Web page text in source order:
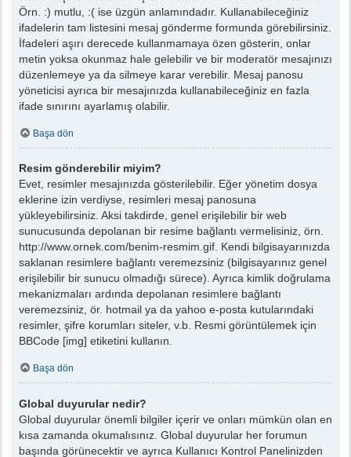
Örn. :) mutlu, :( ise üzgün anlamındadır. Kullanabileceğiniz
ifadelerin tam listesini mesaj gönderme formunda görebilirsiniz.
İfadeleri aşırı derecede kullanmamaya özen gösterin, onlar
metin yoksa okunmaz hale gelebilir ve bir moderatör mesajınızı
düzenlemeye ya da silmeye karar verebilir. Mesaj panosu
yöneticisi ayrıca bir mesajınızda kullanabileceğiniz en fazla
ifade sınırını ayarlamış olabilir.
Başa dön
Resim gönderebilir miyim?
Evet, resimler mesajınızda gösterilebilir. Eğer yönetim dosya
eklerine izin verdiyse, resimleri mesaj panosuna
yükleyebilirsiniz. Aksi takdirde, genel erişilebilir bir web
sunucusunda depolanan bir resime bağlantı vermelisiniz, örn.
http://www.ornek.com/benim-resmim.gif. Kendi bilgisayarınızda
saklanan resimlere bağlantı veremezsiniz (bilgisayarınız genel
erişilebilir bir sunucu olmadığı sürece). Ayrıca kimlik doğrulama
mekanizmaları ardında depolanan resimlere bağlantı
veremezsiniz, ör. hotmail ya da yahoo e-posta kutularındaki
resimler, şifre korumları siteler, v.b. Resmi görüntülemek için
BBCode [img] etiketini kullanın.
Başa dön
Global duyurular nedir?
Global duyurular önemli bilgiler içerir ve onları mümkün olan en
kısa zamanda okumalısınız. Global duyurular her forumun
başında görünecektir ve ayrıca Kullanıcı Kontrol Panelinizden